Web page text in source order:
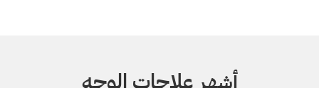
أشهر علاجات الوجه